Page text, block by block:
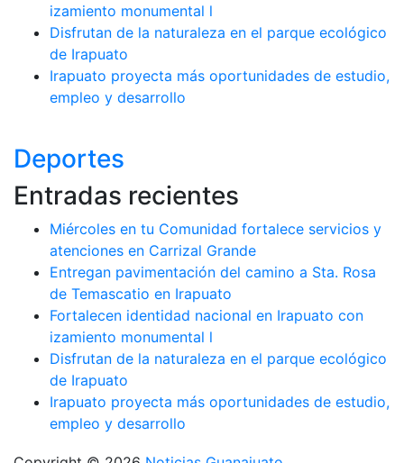
izamiento monumental l
Disfrutan de la naturaleza en el parque ecológico
de Irapuato
Irapuato proyecta más oportunidades de estudio,
empleo y desarrollo
Deportes
Entradas recientes
Miércoles en tu Comunidad fortalece servicios y
atenciones en Carrizal Grande
Entregan pavimentación del camino a Sta. Rosa
de Temascatio en Irapuato
Fortalecen identidad nacional en Irapuato con
izamiento monumental l
Disfrutan de la naturaleza en el parque ecológico
de Irapuato
Irapuato proyecta más oportunidades de estudio,
empleo y desarrollo